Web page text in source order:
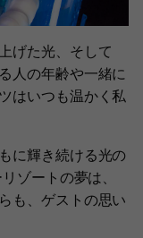
げた光、そして
人の年齢や一緒に
はいつも温かく私
に輝き続ける光の
ゾートの夢は、
も、ゲストの思い